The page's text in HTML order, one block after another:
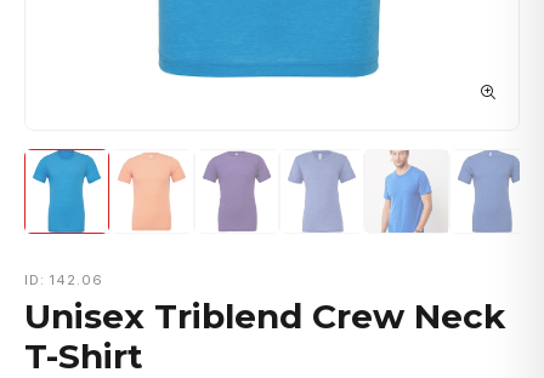
ID: 142.06
Unisex Triblend Crew Neck
T-Shirt